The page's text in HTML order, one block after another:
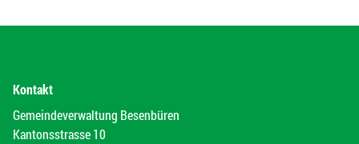
Kontakt
Gemeindeverwaltung Besenbüren
Kantonsstrasse 10